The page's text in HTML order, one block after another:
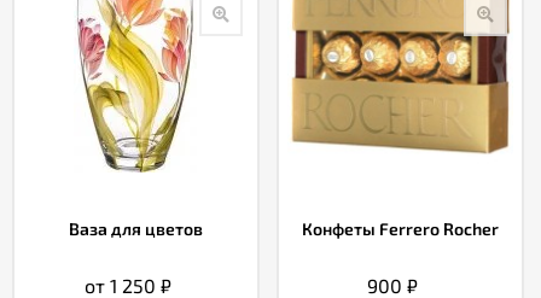
Ваза для цветов
от 1 250₽
Конфеты Ferrero Rocher
900₽